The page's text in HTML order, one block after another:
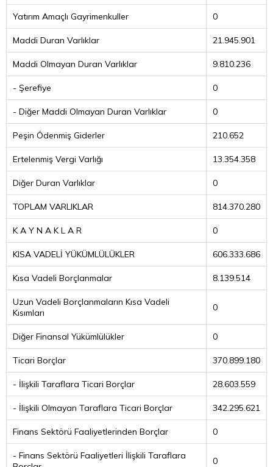
Yatırım Amaçlı Gayrimenkuller 0
Maddi Duran Varlıklar 21.945.901
Maddi Olmayan Duran Varlıklar 9.810.236
- Şerefiye 0
- Diğer Maddi Olmayan Duran Varlıklar 0
Peşin Ödenmiş Giderler 210.652
Ertelenmiş Vergi Varlığı 13.354.358
Diğer Duran Varlıklar 0
TOPLAM VARLIKLAR 814.370.280
K A Y N A K L A R 0
KISA VADELİ YÜKÜMLÜLÜKLER 606.333.686
Kısa Vadeli Borçlanmalar 8.139.514
Uzun Vadeli Borçlanmaların Kısa Vadeli
Kısımları
0
Diğer Finansal Yükümlülükler 0
Ticari Borçlar 370.899.180
- İlişkili Taraflara Ticari Borçlar 28.603.559
- İlişkili Olmayan Taraflara Ticari Borçlar 342.295.621
Finans Sektörü Faaliyetlerinden Borçlar 0
- Finans Sektörü Faaliyetleri İlişkili Taraflara
0